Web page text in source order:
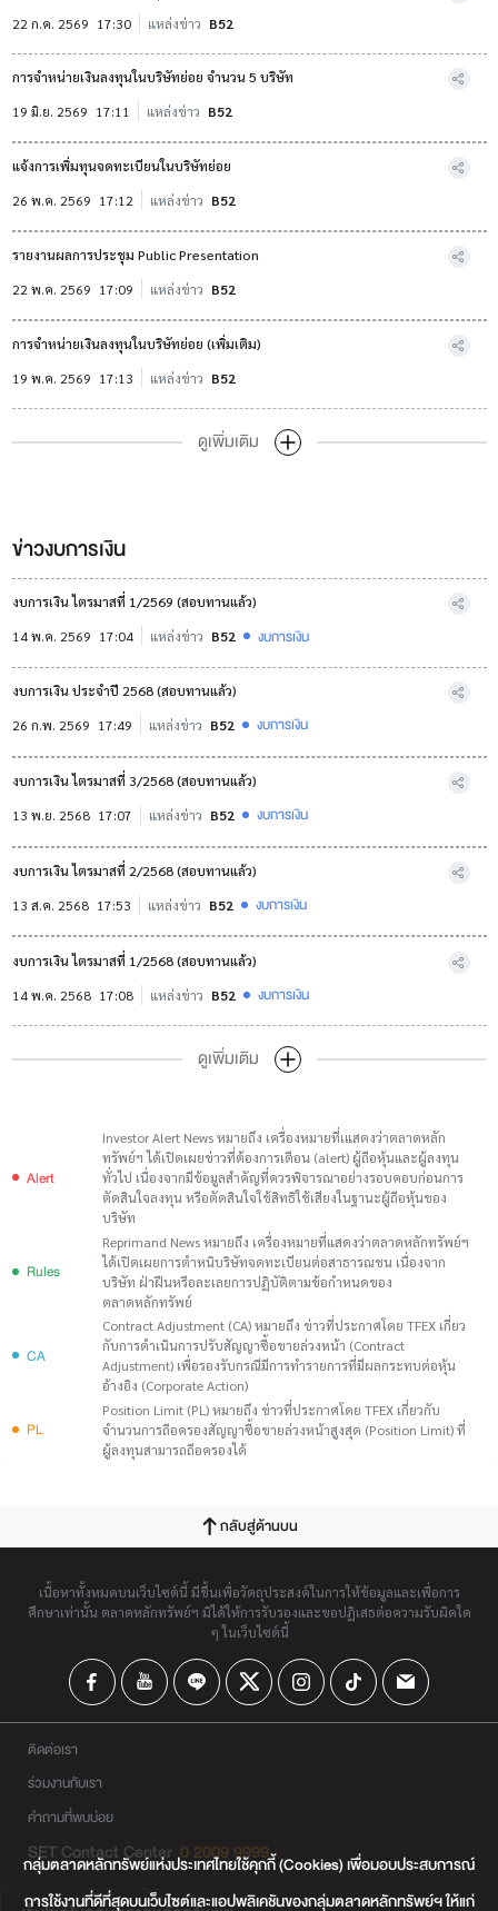
22 ก.ค. 2569 17:30 แหล่งข่าว B52
การจำหน่ายเงินลงทุนในบริษัทย่อย จำนวน 5 บริษัท
19 มิ.ย. 2569 17:11 แหล่งข่าว B52
แจ้งการเพิ่มทุนจดทะเบียนในบริษัทย่อย
26 พ.ค. 2569 17:12 แหล่งข่าว B52
รายงานผลการประชุม Public Presentation
22 พ.ค. 2569 17:09 แหล่งข่าว B52
การจำหน่ายเงินลงทุนในบริษัทย่อย (เพิ่มเติม)
19 พ.ค. 2569 17:13 แหล่งข่าว B52
ดูเพิ่มเติม
ข่าวงบการเงิน
งบการเงิน ไตรมาสที่ 1/2569 (สอบทานแล้ว)
14 พ.ค. 2569 17:04 แหล่งข่าว B52 งบการเงิน
งบการเงิน ประจำปี 2568 (สอบทานแล้ว)
26 ก.พ. 2569 17:49 แหล่งข่าว B52 งบการเงิน
งบการเงิน ไตรมาสที่ 3/2568 (สอบทานแล้ว)
13 พ.ย. 2568 17:07 แหล่งข่าว B52 งบการเงิน
งบการเงิน ไตรมาสที่ 2/2568 (สอบทานแล้ว)
13 ส.ค. 2568 17:53 แหล่งข่าว B52 งบการเงิน
งบการเงิน ไตรมาสที่ 1/2568 (สอบทานแล้ว)
14 พ.ค. 2568 17:08 แหล่งข่าว B52 งบการเงิน
ดูเพิ่มเติม
Alert
Investor Alert News หมายถึง เครื่องหมายที่เแสดงว่าตลาดหลัก
ทรัพย์ฯ ได้เปิดเผยข่าวที่ต้องการเตือน (alert) ผู้ถือหุ้นและผู้ลงทุน
ทั่วไป เนื่องจากมีข้อมูลสำคัญที่ควรพิจารณาอย่างรอบคอบก่อนการ
ตัดสินใจลงทุน หรือตัดสินใจใช้สิทธิใช้เสียงในฐานะผู้ถือหุ้นของ
บริษัท
Rules
Reprimand News หมายถึง เครื่องหมายที่แสดงว่าตลาดหลักทรัพย์ฯ
ได้เปิดเผยการตำหนิบริษัทจดทะเบียนต่อสาธารณชน เนื่องจาก
บริษัท ฝ่าฝืนหรือละเลยการปฏิบัติตามข้อกำหนดของ
ตลาดหลักทรัพย์
CA
Contract Adjustment (CA) หมายถึง ข่าวที่ประกาศโดย TFEX เกี่ยว
กับการดำเนินการปรับสัญญาซื้อขายล่วงหน้า (Contract
Adjustment) เพื่อรองรับกรณีมีการทำรายการที่มีผลกระทบต่อหุ้น
อ้างอิง (Corporate Action)
PL
Position Limit (PL) หมายถึง ข่าวที่ประกาศโดย TFEX เกี่ยวกับ
จำนวนการถือครองสัญญาซื้อขายล่วงหน้าสูงสุด (Position Limit) ที่
ผู้ลงทุนสามารถถือครองได้
กลับสู่ด้านบน
เนื้อหาทั้งหมดบนเว็บไซต์นี้ มีขึ้นเพื่อวัตถุประสงค์ในการให้ข้อมูลและเพื่อการ
ศึกษาเท่านั้น ตลาดหลักทรัพย์ฯ มิได้ให้การรับรองและขอปฏิเสธต่อความรับผิดใด
ๆ ในเว็บไซต์นี้
ติดต่อเรา
ร่วมงานกับเรา
คำถามที่พบบ่อย
SET Contact Center 0 2009 9999
กลุ่มตลาดหลักทรัพย์แห่งประเทศไทยใช้คุกกี้ (Cookies) เพื่อมอบประสบการณ์
การใช้งานที่ดีที่สุดบนเว็บไซต์และแอปพลิเคชันของกลุ่มตลาดหลักทรัพย์ฯ ให้แก่